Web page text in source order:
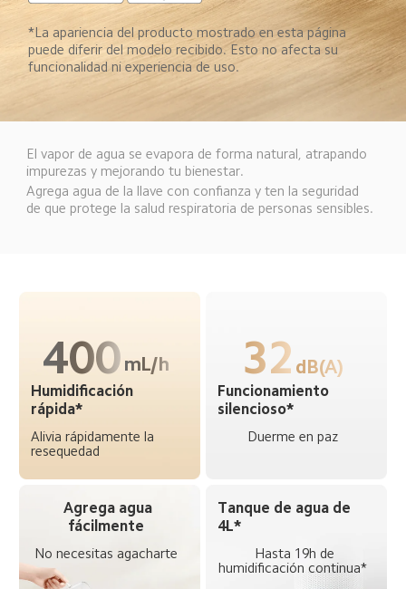
*La apariencia del producto mostrado en esta página
puede diferir del modelo recibido. Esto no afecta su
funcionalidad ni experiencia de uso.
El vapor de agua se evapora de forma natural, atrapando
impurezas y mejorando tu bienestar.
Agrega agua de la llave con confianza y ten la seguridad
de que protege la salud respiratoria de personas sensibles.
400 mL/h
Humidificación
rápida*
Alivia rápidamente la
resequedad
32 dB(A)
Funcionamiento
silencioso*
Duerme en paz
Agrega agua
fácilmente
No necesitas agacharte
Tanque de agua de
4L*
Hasta 19h de
humidificación continua*